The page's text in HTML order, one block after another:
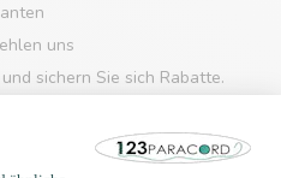
uns
sichern Sie sich Rabatte.
ab 150 €